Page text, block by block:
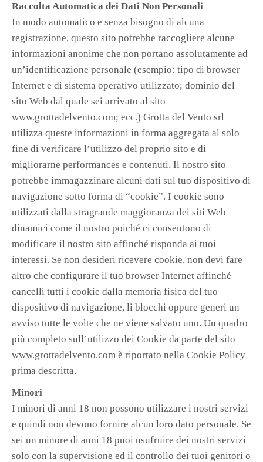
Raccolta Automatica dei Dati Non Personali
In modo automatico e senza bisogno di alcuna
registrazione, questo sito potrebbe raccogliere alcune
informazioni anonime che non portano assolutamente ad
un’identificazione personale (esempio: tipo di browser
Internet e di sistema operativo utilizzato; dominio del
sito Web dal quale sei arrivato al sito
www.grottadelvento.com; ecc.) Grotta del Vento srl
utilizza queste informazioni in forma aggregata al solo
fine di verificare l’utilizzo del proprio sito e di
migliorarne performances e contenuti. Il nostro sito
potrebbe immagazzinare alcuni dati sul tuo dispositivo di
navigazione sotto forma di “cookie”. I cookie sono
utilizzati dalla stragrande maggioranza dei siti Web
dinamici come il nostro poiché ci consentono di
modificare il nostro sito affinché risponda ai tuoi
interessi. Se non desideri ricevere cookie, non devi fare
altro che configurare il tuo browser Internet affinché
cancelli tutti i cookie dalla memoria fisica del tuo
dispositivo di navigazione, li blocchi oppure generi un
avviso tutte le volte che ne viene salvato uno. Un quadro
più completo sull’utilizzo dei Cookie da parte del sito
www.grottadelvento.com è riportato nella Cookie Policy
prima descritta.
Minori
I minori di anni 18 non possono utilizzare i nostri servizi
e quindi non devono fornire alcun loro dato personale. Se
sei un minore di anni 18 puoi usufruire dei nostri servizi
solo con la supervisione ed il controllo dei tuoi genitori o